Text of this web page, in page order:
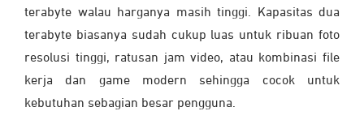
terabyte walau harganya masih tinggi. Kapasitas dua
terabyte biasanya sudah cukup luas untuk ribuan foto
resolusi tinggi, ratusan jam video, atau kombinasi file
kerja dan game modern sehingga cocok untuk
kebutuhan sebagian besar pengguna.